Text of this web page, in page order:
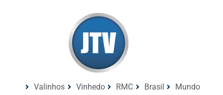
Valinhos Vinhedo RMC Brasil
Mundo